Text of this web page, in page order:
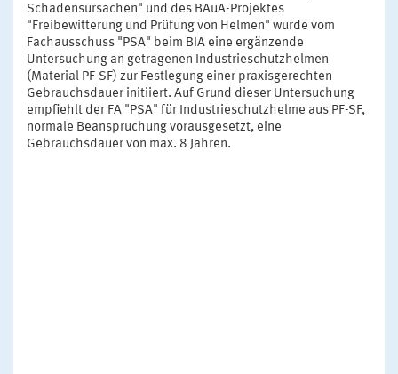
Schadensursachen" und des BAuA-Projektes
"Freibewitterung und Prüfung von Helmen" wurde vom
Fachausschuss "PSA" beim BIA eine ergänzende
Untersuchung an getragenen Industrieschutzhelmen
(Material PF-SF) zur Festlegung einer praxisgerechten
Gebrauchsdauer initiiert. Auf Grund dieser Untersuchung
empfiehlt der FA "PSA" für Industrieschutzhelme aus PF-SF,
normale Beanspruchung vorausgesetzt, eine
Gebrauchsdauer von max. 8 Jahren.